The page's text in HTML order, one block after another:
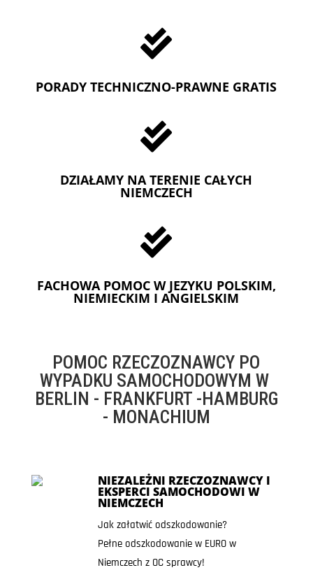

PORADY TECHNICZNO-PRAWNE GRATIS

DZIAŁAMY NA TERENIE CAŁYCH
NIEMCZECH

FACHOWA POMOC W JEZYKU POLSKIM,
NIEMIECKIM I ANGIELSKIM
POMOC RZECZOZNAWCY PO
WYPADKU SAMOCHODOWYM W
BERLIN - FRANKFURT -HAMBURG
- MONACHIUM
NIEZALEŻNI RZECZOZNAWCY I
EKSPERCI SAMOCHODOWI W
NIEMCZECH
Jak załatwić odszkodowanie?
Pełne odszkodowanie w EURO w
Niemczech z OC sprawcy!